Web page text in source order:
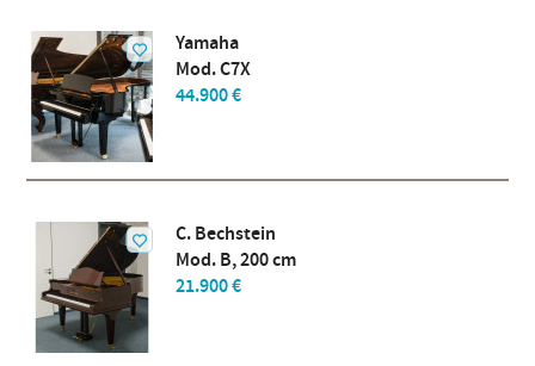
Yamaha
Mod. C7X
44.900 €
C. Bechstein
Mod. B, 200 cm
21.900 €